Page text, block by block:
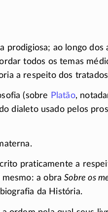
prodigiosa; ao longo dos
todos os temas
a respeito dos
(sobre Platão,
dialeto usado pelos
praticamente a
mesmo: a obraSobre os
da História.